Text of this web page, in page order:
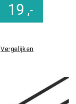
19 ,-
Vergelijken